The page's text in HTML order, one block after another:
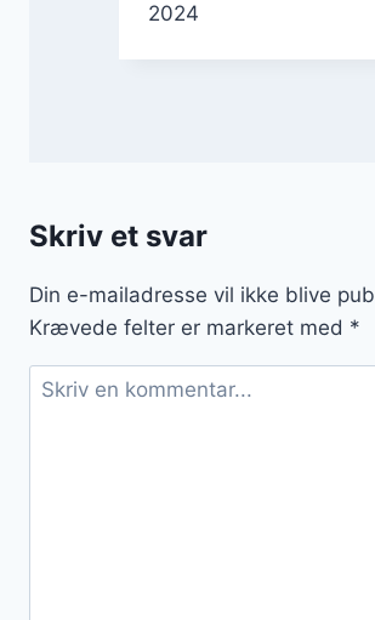
2024
Skriv et svar
Din e-mailadresse vil ikke blive
Krævede felter er markeret med *